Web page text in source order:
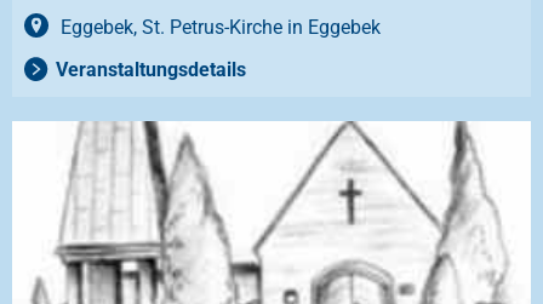
Eggebek, St. Petrus-Kirche in Eggebek
Veranstaltungsdetails